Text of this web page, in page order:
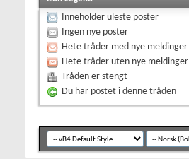
Inneholder uleste poster
Ingen nye poster
Hete tråder med nye meldinger
Hete tråder uten nye meldinger
Tråden er stengt
Du har postet i denne tråden